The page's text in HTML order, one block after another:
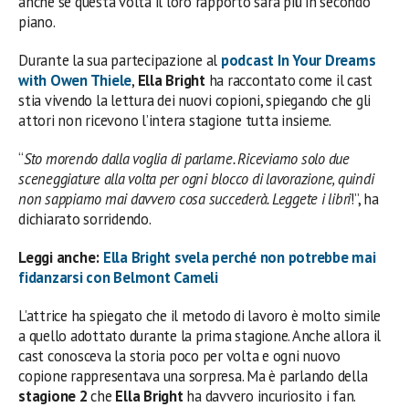
piano.
Durante la sua partecipazione al podcast In Your Dreams
with Owen Thiele, Ella Brightha raccontato come il cast
stia vivendo la lettura dei nuovi copioni, spiegando che gli
attori non ricevono l’intera stagione tutta insieme.
“Sto morendo dalla voglia di parlarne. Riceviamo solo due
sceneggiature alla volta per ogni blocco di lavorazione, quindi
non sappiamo mai davvero cosa succederà. Leggete i libri!”, ha
dichiarato sorridendo.
Leggi anche: Ella Bright svela perché non potrebbe mai
fidanzarsi con Belmont Cameli
L’attrice ha spiegato che il metodo di lavoro è molto simile
a quello adottato durante la prima stagione. Anche allora il
cast conosceva la storia poco per volta e ogni nuovo
copione rappresentava una sorpresa. Ma è parlando della
stagione 2che Ella Brightha davvero incuriosito i fan.